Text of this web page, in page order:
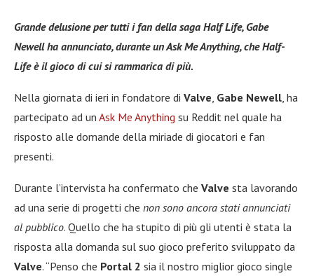
Grande delusione per tutti i fan della saga Half Life, Gabe
Newell ha annunciato, durante un Ask Me Anything, che Half-
Life è il gioco di cui si rammarica di più.
Nella giornata di ieri in fondatore di Valve Gabe Newell , ha
partecipato ad un Ask Me Anything su Reddit nel quale ha
risposto alle domande della miriade di giocatori e fan
presenti.
Durante l’intervista ha confermato che Valve sta lavorando
ad una serie di progetti che non sono ancora stati annunciati
al pubblico. Quello che ha stupito di più gli utenti è stata la
risposta alla domanda sul suo gioco preferito sviluppato da
Valve. “Penso che Portal 2 sia il nostro miglior gioco single